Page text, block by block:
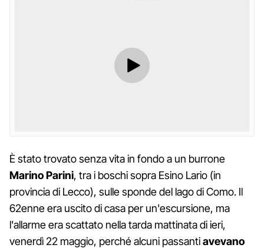
È stato trovato senza vita in fondo a un burrone
Marino Parini, tra i boschi sopra Esino Lario (in
provincia di Lecco), sulle sponde del lago di Como. Il
62enne era uscito di casa per un'escursione, ma
l'allarme era scattato nella tarda mattinata di ieri,
venerdì 22 maggio, perché alcuni passantiavevano